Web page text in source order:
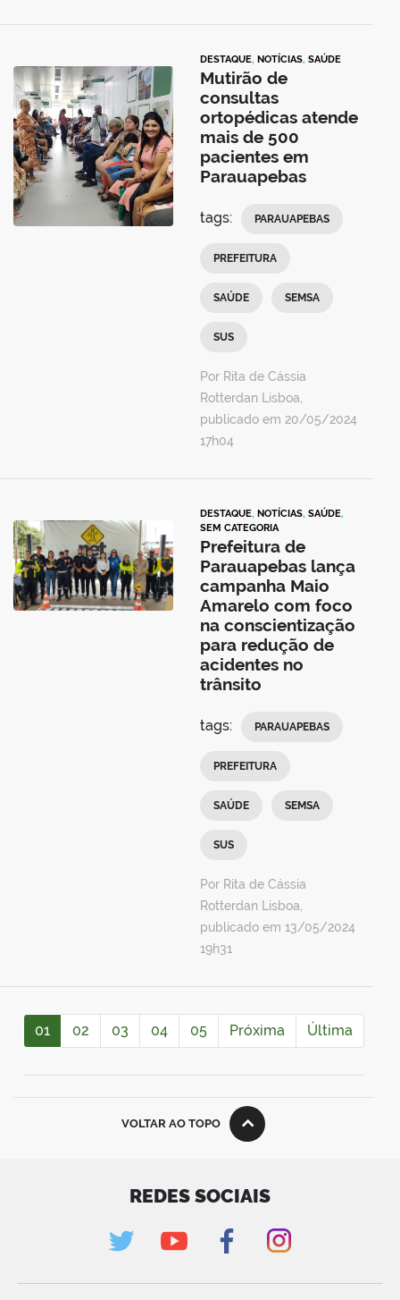
DESTAQUE, NOTÍCIAS, SAÚDE
Mutirão de
consultas
ortopédicas atende
mais de 500
pacientes em
Parauapebas
tags: PARAUAPEBAS
PREFEITURA
SAÚDE SEMSA
SUS
Por Rita de Cássia
Rotterdan Lisboa,
publicado em 20/05/2024
17h04
DESTAQUE, NOTÍCIAS, SAÚDE,
SEM CATEGORIA
Prefeitura de
Parauapebas lança
campanha Maio
Amarelo com foco
na conscientização
para redução de
acidentes no
trânsito
tags: PARAUAPEBAS
PREFEITURA
SAÚDE SEMSA
SUS
Por Rita de Cássia
Rotterdan Lisboa,
publicado em 13/05/2024
19h31
01 02 03 04 05 Próxima Última
VOLTAR AO TOPO
REDES SOCIAIS